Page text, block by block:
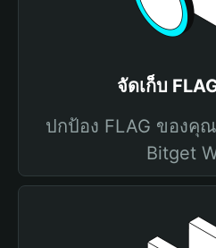
จัดเก็บ
ปกป้อง FLAG ของคุ
Bitget